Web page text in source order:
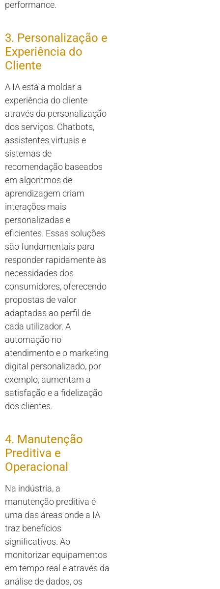
performance.
3. Personalização e
Experiência do
Cliente
A IA está a moldar a
experiência do cliente
através da personalização
dos serviços. Chatbots,
assistentes virtuais e
sistemas de
recomendação baseados
em algoritmos de
aprendizagem criam
interações mais
personalizadas e
eficientes. Essas soluções
são fundamentais para
responder rapidamente às
necessidades dos
consumidores, oferecendo
propostas de valor
adaptadas ao perfil de
cada utilizador. A
automação no
atendimento e o marketing
digital personalizado, por
exemplo, aumentam a
satisfação e a fidelização
dos clientes.
4. Manutenção
Preditiva e
Operacional
Na indústria, a
manutenção preditiva é
uma das áreas onde a IA
traz benefícios
significativos. Ao
monitorizar equipamentos
em tempo real e através da
análise de dados, os